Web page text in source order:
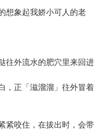
象起我娇小可人的老
外流水的肥穴里来回进
，正「滋溜溜」往外冒着
咬住，在拔出时，会带